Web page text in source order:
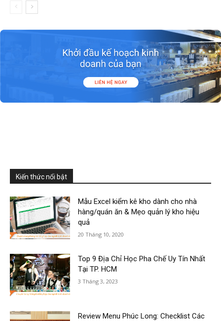
Kiến thức nổi bật
Mẫu Excel kiểm kê kho dành cho nhà
hàng/quán ăn & Mẹo quản lý kho hiệu
quả
20 Tháng 10, 2020
Top 9 Địa Chỉ Học Pha Chế Uy Tín Nhất
Tại TP. HCM
3 Tháng 3, 2023
Review Menu Phúc Long: Checklist Các